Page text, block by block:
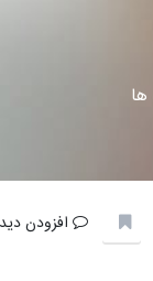
افزودن